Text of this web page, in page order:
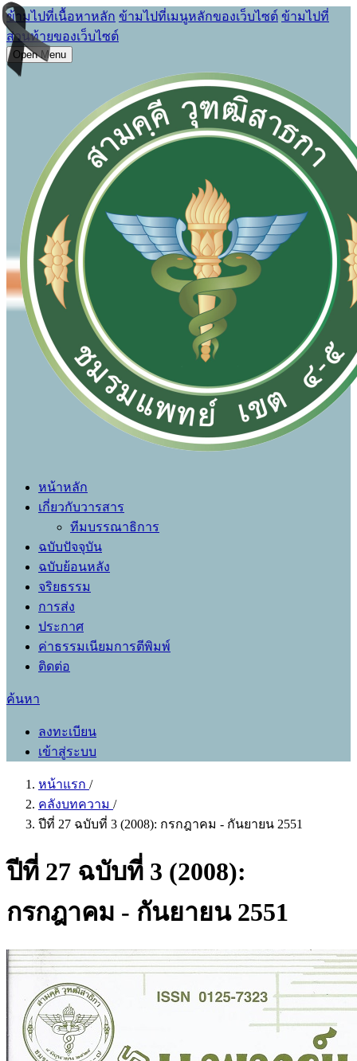
ข้ามไปที่เนื้อหาหลัก ข้ามไปที่เมนูหลักของเว็บไซต์ ข้ามไปที่
ส่วนท้ายของเว็บไซต์
Open Menu
หน้าหลัก
เกี่ยวกับวารสาร
ทีมบรรณาธิการ
ฉบับปัจจุบัน
ฉบับย้อนหลัง
จริยธรรม
การส่ง
ประกาศ
ค่าธรรมเนียมการตีพิมพ์
ติดต่อ
ค้นหา
ลงทะเบียน
เข้าสู่ระบบ
หน้าแรก /
คลังบทความ /
ปีที่ 27 ฉบับที่ 3 (2008): กรกฎาคม - กันยายน 2551
ปีที่ 27 ฉบับที่ 3 (2008):
กรกฎาคม - กันยายน 2551